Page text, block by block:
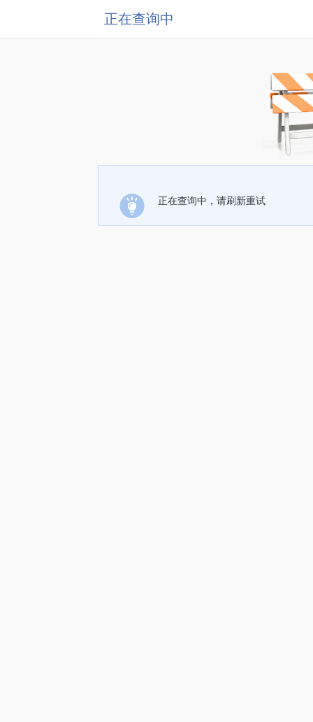
正在查询中
正在查询中，请刷新重试